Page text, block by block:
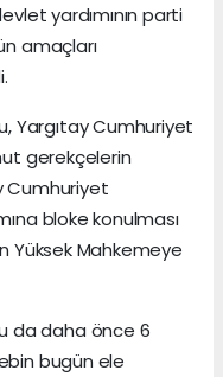
yardımının parti
amaçları
Yargıtay Cumhuriyet
gerekçelerin
Cumhuriyet
bloke konulması
Yüksek Mahkemeye
da daha önce 6
bugün ele